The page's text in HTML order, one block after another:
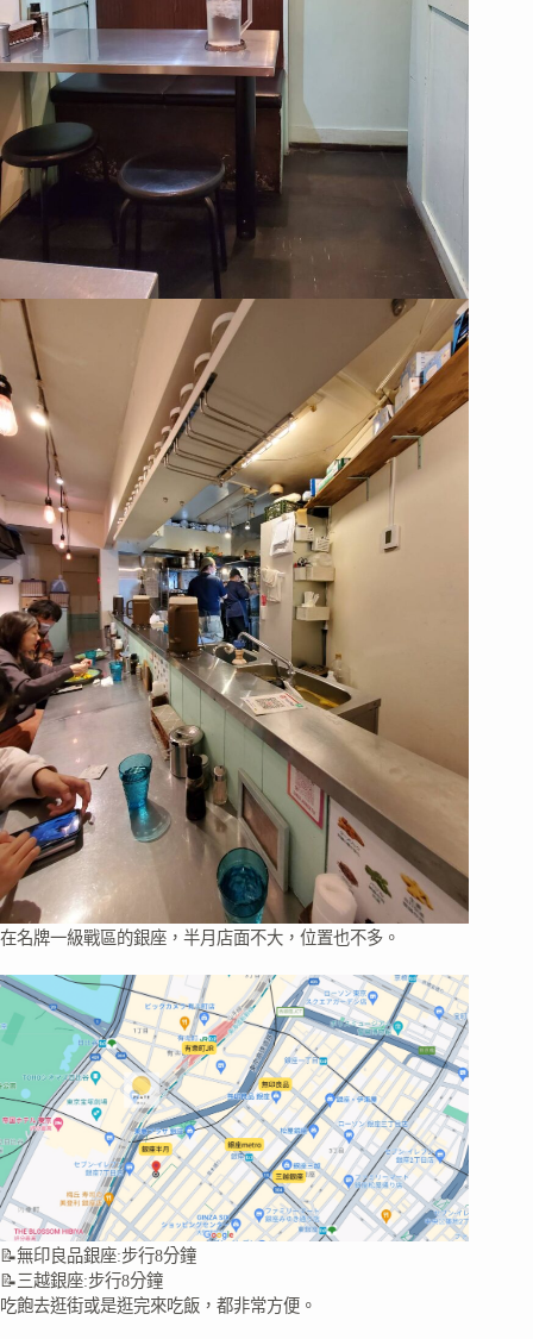
在名牌一級戰區的銀座，半月店面不大，位置也不多。
📝無印良品銀座:步行8分鐘
📝三越銀座:步行8分鐘
吃飽去逛街或是逛完來吃飯，都非常方便。